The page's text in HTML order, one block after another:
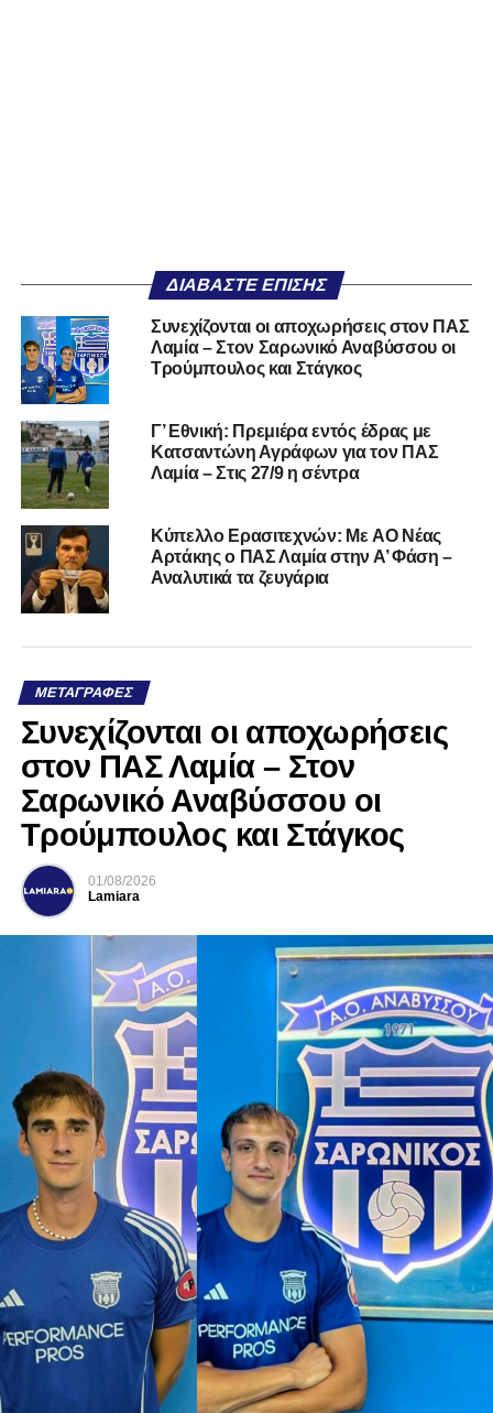
ΔΙΑΒΆΣΤΕ ΕΠΊΣΗΣ
Συνεχίζονται οι αποχωρήσεις στον ΠΑΣ
Λαμία – Στον Σαρωνικό Αναβύσσου οι
Τρούμπουλος και Στάγκος
Γ’ Εθνική: Πρεμιέρα εντός έδρας με
Κατσαντώνη Αγράφων για τον ΠΑΣ
Λαμία – Στις 27/9 η σέντρα
Kύπελλο Ερασιτεχνών: Με AO Nέας
Αρτάκης ο ΠΑΣ Λαμία στην Α’ Φάση –
Αναλυτικά τα ζευγάρια
ΜΕΤΑΓΡΑΦΈΣ
Συνεχίζονται οι αποχωρήσεις
στον ΠΑΣ Λαμία – Στον
Σαρωνικό Αναβύσσου οι
Τρούμπουλος και Στάγκος
01/08/2026
Lamiara